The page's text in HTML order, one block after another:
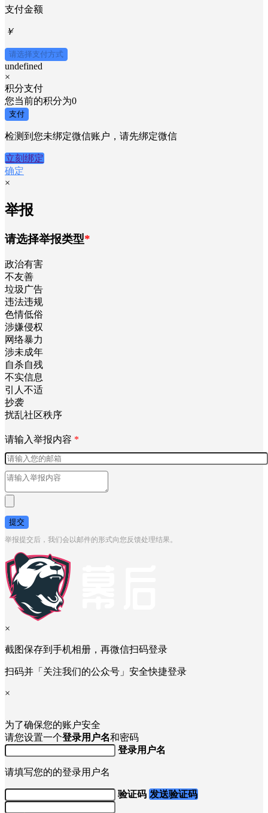
支付金额
￥
请选择支付方式
undefined
×
积分支付
您当前的积分为0
支付
检测到您未绑定微信账户，请先绑定微信
立刻绑定
确定
×
举报
请选择举报类型*
政治有害
不友善
垃圾广告
违法违规
色情低俗
涉嫌侵权
网络暴力
涉未成年
自杀自残
不实信息
引人不适
抄袭
扰乱社区秩序
请输入举报内容 *
提交
举报提交后，我们会以邮件的形式向您反馈处理结果。
×
截图保存到手机相册，再微信扫码登录
扫码并「关注我们的公众号」安全快捷登录
×
为了确保您的账户安全
请您设置一个登录用户名和密码
登录用户名
请填写您的的登录用户名
验证码 发送验证码